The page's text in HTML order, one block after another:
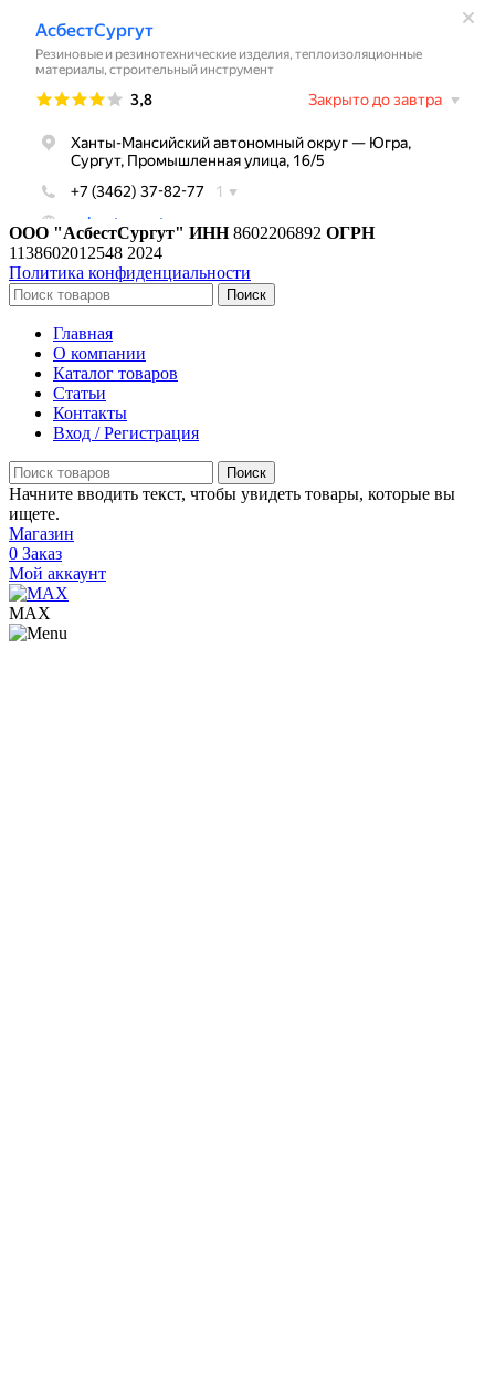
ООО "АсбестСургут" ИНН8602206892 ОГРН
1138602012548 2024
Политика конфиденциальности
Поиск
Главная
О компании
Каталог товаров
Статьи
Контакты
Вход / Регистрация
Поиск
Начните вводить текст, чтобы увидеть товары, которые вы
ищете.
Магазин
0 Заказ
Мой аккаунт
МАХ